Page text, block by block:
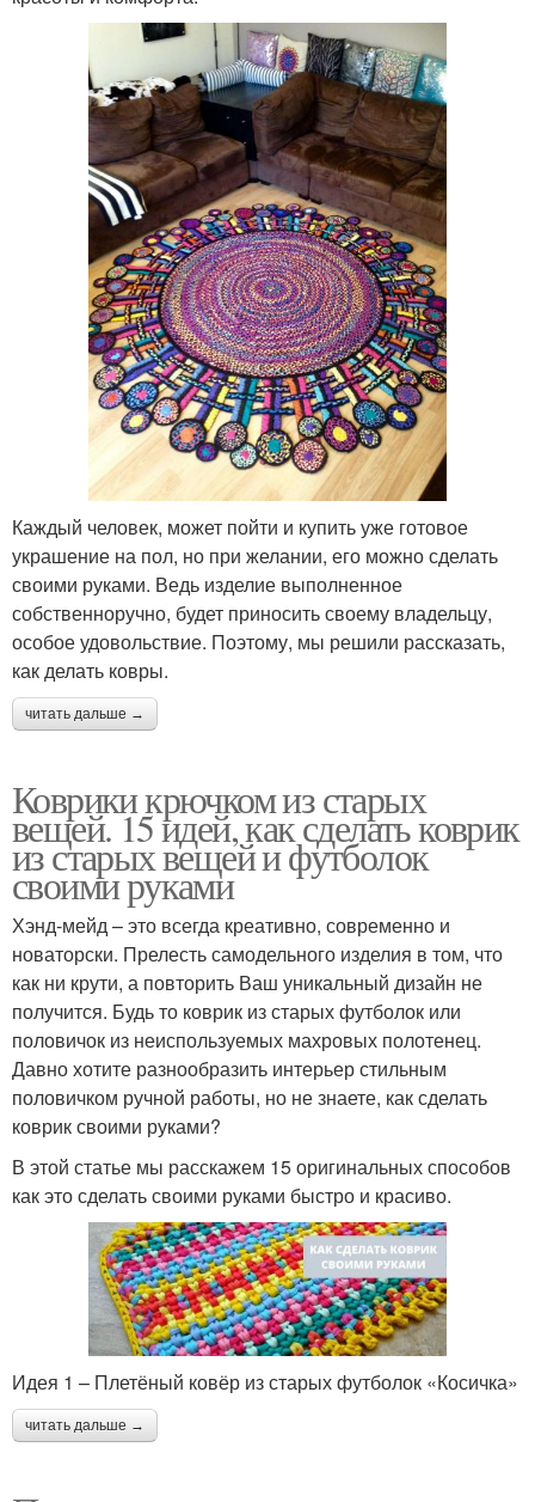
Каждый человек, может пойти и купить уже готовое
украшение на пол, но при желании, его можно сделать
своими руками. Ведь изделие выполненное
собственноручно, будет приносить своему владельцу,
особое удовольствие. Поэтому, мы решили рассказать,
как делать ковры.
читать дальше →
Коврики крючком из старых
вещей. 15 идей, как сделать коврик
из старых вещей и футболок
своими руками
Хэнд-мейд – это всегда креативно, современно и
новаторски. Прелесть самодельного изделия в том, что
как ни крути, а повторить Ваш уникальный дизайн не
получится. Будь то коврик из старых футболок или
половичок из неиспользуемых махровых полотенец.
Давно хотите разнообразить интерьер стильным
половичком ручной работы, но не знаете, как сделать
коврик своими руками?
В этой статье мы расскажем 15 оригинальных способов
как это сделать своими руками быстро и красиво.
Идея 1 – Плетёный ковёр из старых футболок «Косичка»
читать дальше →